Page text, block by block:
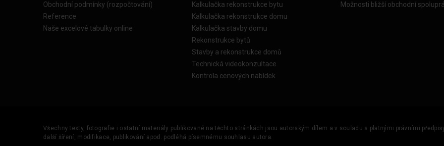
Obchodní podmínky (rozpočtování)
Reference
Naše excelové tabulky online
Kalkulačka rekonstrukce bytu
Kalkulačka rekonstrukce domu
Kalkulačka stavby domu
Rekonstrukce bytů
Stavby a rekonstrukce domů
Technická videokonzultace
Kontrola cenových nabídek
Možnosti bližší obchodní
Všechny texty, fotografie i ostatní materiály publikované na těchto stránkách jsou autorským dílem a v souladu s platnými právními
další šíření, modifikace, publikování apod. podléhá písemnému souhlasu autora.